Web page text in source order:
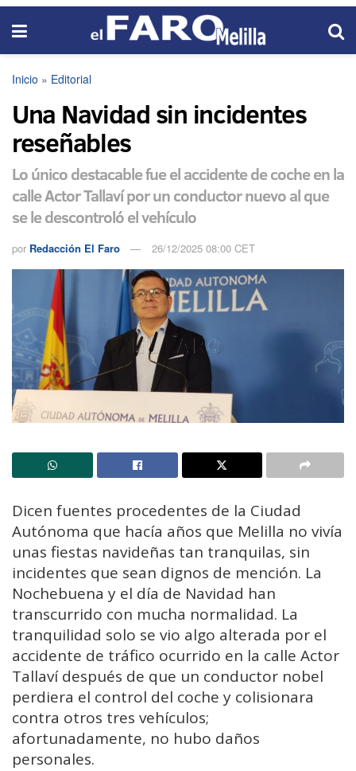
Inicio » Editorial
Una Navidad sin incidentes
reseñables
Lo único destacable fue el accidente de coche en la
calle Actor Tallaví por un conductor nuevo al que
se le descontroló el vehículo
por Redacción El Faro 26/12/2025 08:00 CET
Dicen fuentes procedentes de la Ciudad
Autónoma que hacía años que Melilla no vivía
unas fiestas navideñas tan tranquilas, sin
incidentes que sean dignos de mención. La
Nochebuena y el día de Navidad han
transcurrido con mucha normalidad. La
tranquilidad solo se vio algo alterada por el
accidente de tráfico ocurrido en la calle Actor
Tallaví después de que un conductor nobel
perdiera el control del coche y colisionara
contra otros tres vehículos;
afortunadamente, no hubo daños
personales.